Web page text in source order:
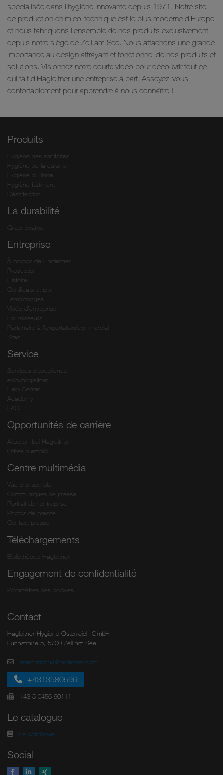
spécialisée dans l’hygiène innovante depuis 1971. Notre site
de production chimico-technique est le plus moderne d’Europe
et nous fabriquons l’ensemble de nos produits exclusivement
depuis notre siège de Zell am See. Nous attachons une grande
importance au design attrayant et fonctionnel de nos produits et
solutions. Visionnez notre courte vidéo pour découvrir tout ce
qui fait d’Hagleitner une entreprise à part. Asseyez-vous
confortablement pour apprendre à nous connaître !
Produits
Hygiène des sanitaires
Hygiène de la cuisine
Hygiène du linge
Hygiène bâtiment
Désinfection
La durabilité
Greenovative
Entreprise
À propos de Hagleitner
Production
Histoire
Certificats et prix
Témoignages
Vidéo d’entreprise
Fournisseurs
Partenaire à l’exportation/commercial
Sites
Service
Services d’excellence
edibyhagleitner
Help Center
Academy
FAQ
Opportunités de carrière
Arbeiten bei Hagleitner
Offres d’emploi
Centre multimédia
Vue d'ensemble
Communiqués de presse
Portrait de l'entreprise
Photos de presse
Contact presse
Téléchargements
Bibliothèque Hagleitner
Engagement de confidentialité
Paramètres des cookies
Contact
Hagleitner Hygiene Österreich GmbH
Lunastraße 5, 5700 Zell am See
international@hagleitner.com
+4313580596
+43 5 0456 90111
Le catalogue
Le catalogue
Social